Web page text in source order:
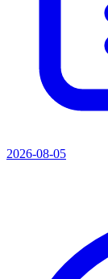
2026-08-05